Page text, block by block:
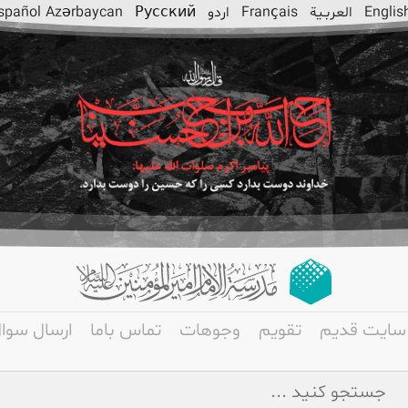
العربـیة Français اردو Русский
Azərbaycan
سایت قدیم تقویم وجوهات تماس باما ارسال